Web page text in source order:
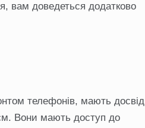
вам доведеться додатково
телефонів, мають досвід
Вони мають доступ до